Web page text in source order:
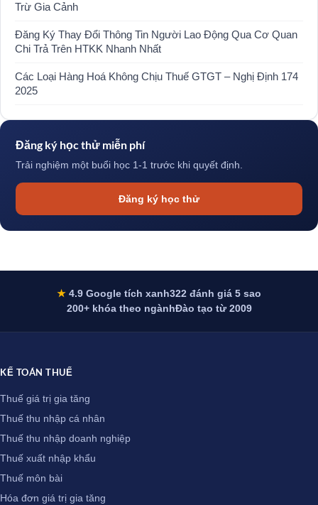
Trừ Gia Cảnh
Đăng Ký Thay Đổi Thông Tin Người Lao Động Qua Cơ Quan
Chi Trả Trên HTKK Nhanh Nhất
Các Loại Hàng Hoá Không Chịu Thuế GTGT – Nghị Định 174
2025
Đăng ký học thử miễn phí
Trải nghiệm một buổi học 1-1 trước khi quyết định.
Đăng ký học thử
★ 4.9 Google tích xanh322 đánh giá 5 sao
200+ khóa theo ngànhĐào tạo từ 2009
KẾ TOÁN THUẾ
Thuế giá trị gia tăng
Thuế thu nhập cá nhân
Thuế thu nhập doanh nghiệp
Thuế xuất nhập khẩu
Thuế môn bài
Hóa đơn giá trị gia tăng